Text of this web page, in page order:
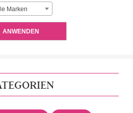
Marken
ANWENDEN